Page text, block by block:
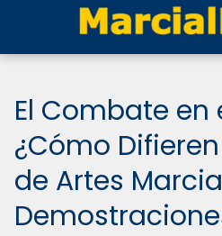
El Combate en
¿Cómo
de Artes